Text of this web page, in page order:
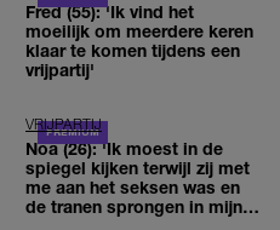
Fred (55): 'Ik vind het
moeilijk om meerdere keren
klaar te komen tijdens een
vrijpartij'
VRIJPARTIJ
Noa (26): 'Ik moest in de
spiegel kijken terwijl zij met
me aan het seksen was en
de tranen sprongen in mijn